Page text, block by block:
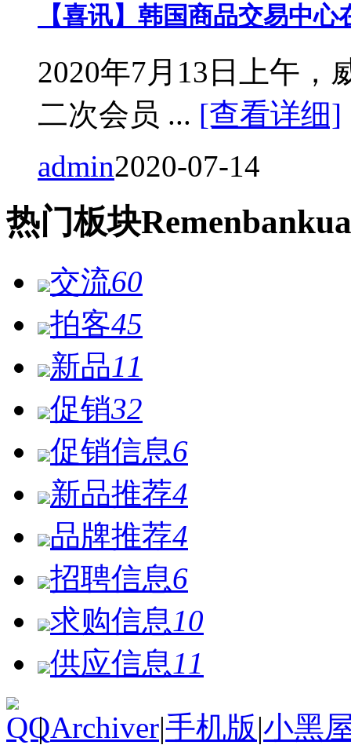
【喜讯】韩国商品交易中
2020年7月13日上午，
二次会员 ... [查看详细]
admin2020-07-14
热门板块Remen
交流60
拍客45
新品11
促销32
促销信息6
新品推荐4
品牌推荐4
招聘信息6
求购信息 10
供应信息 11
| Archiver|手机版|小黑